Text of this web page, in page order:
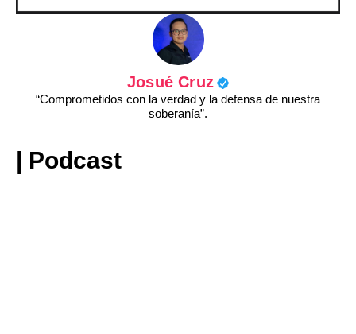
Josué Cruz
“Comprometidos con la verdad y la defensa de nuestra
soberanía”.
| Podcast